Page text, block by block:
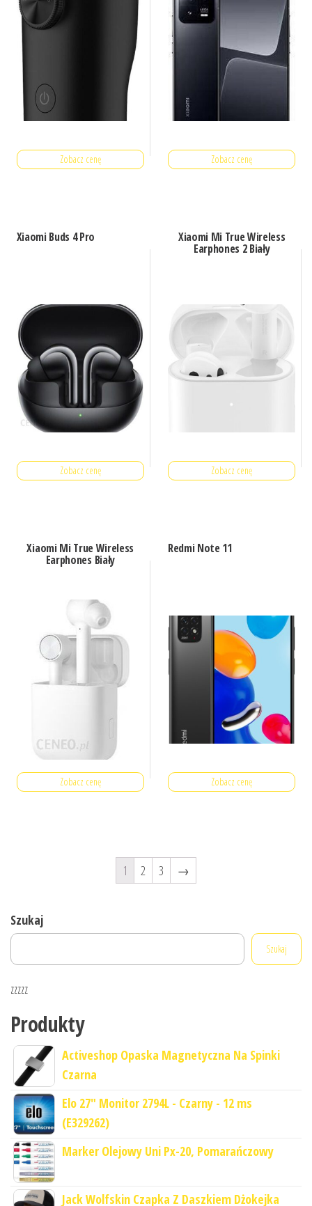
Zobacz cenę Zobacz cenę
Xiaomi Buds 4 Pro
Zobacz cenę
Xiaomi Mi True Wireless
Earphones 2 Biały
Zobacz cenę
Xiaomi Mi True Wireless
Earphones Biały
Zobacz cenę
Redmi Note 11
Zobacz cenę
1 2 3 →
Szukaj
Szukaj
zzzzz
Produkty
Activeshop Opaska Magnetyczna Na Spinki
Czarna
Elo 27" Monitor 2794L - Czarny - 12 ms
(E329262)
Marker Olejowy Uni Px-20, Pomarańczowy
Jack Wolfskin Czapka Z Daszkiem Dżokejka